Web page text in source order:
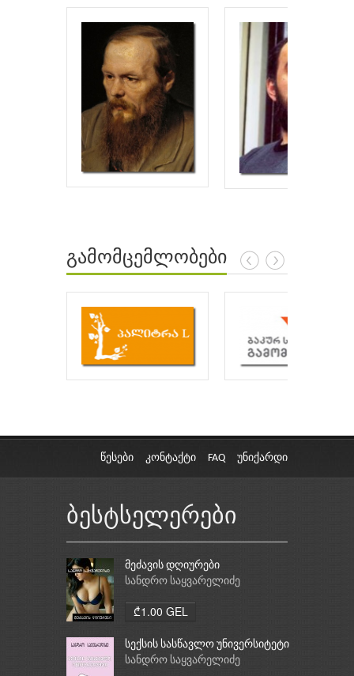
გამომცემლობები
წესები კონტაქტი FAQ უნიქარდი
ბესტსელერები
მეძავის დღიურები
სანდრო საყვარელიძე
₾1.00 GEL
სექსის სასწავლო უნივერსიტეტი
სანდრო საყვარელიძე